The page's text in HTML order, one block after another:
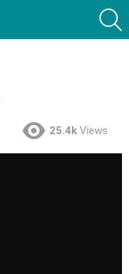
25.4k Views